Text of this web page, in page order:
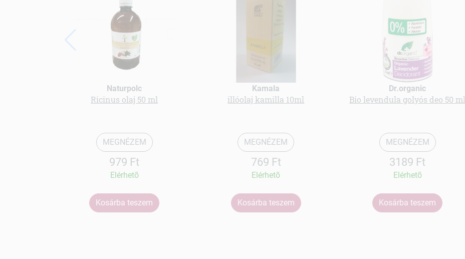
Naturpolc
Ricinus olaj 50 ml
MEGNÉZEM
979 Ft
Elérhetõ
Kosárba teszem
Kamala
illóolaj kamilla 10ml
MEGNÉZEM
769 Ft
Elérhetõ
Kosárba teszem
Dr.organic
Bio levendula golyós deo 50 ml
MEGNÉZEM
3189 Ft
Elérhetõ
Kosárba teszem